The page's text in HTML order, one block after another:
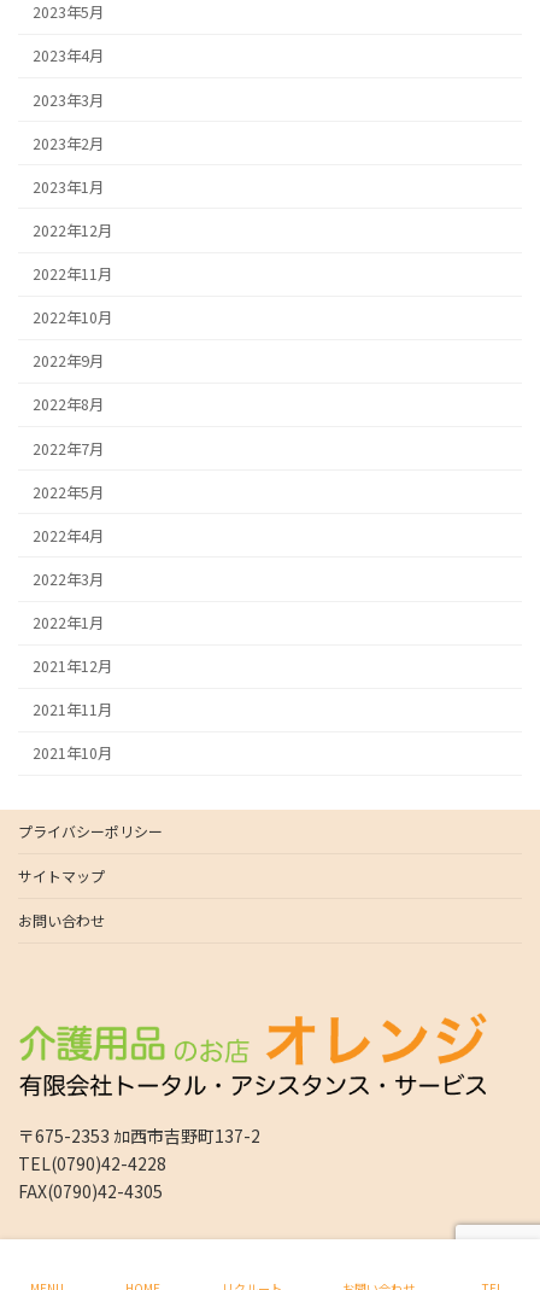
2023年5月
2023年4月
2023年3月
2023年2月
2023年1月
2022年12月
2022年11月
2022年10月
2022年9月
2022年8月
2022年7月
2022年5月
2022年4月
2022年3月
2022年1月
2021年12月
2021年11月
2021年10月
プライバシーポリシー
サイトマップ
お問い合わせ
〒675-2353 ｶﾛ西市吉野町137-2
TEL(0790)42-4228
FAX(0790)42-4305
スサービス All Rights Reserved.